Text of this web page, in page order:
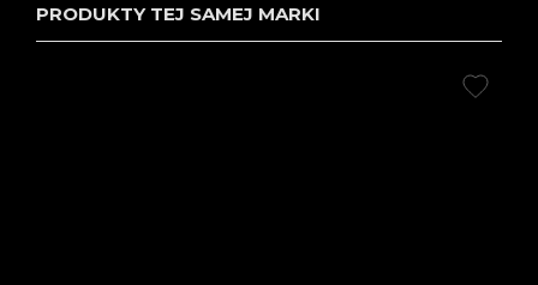
PRODUKTY TEJ SAMEJ MARKI